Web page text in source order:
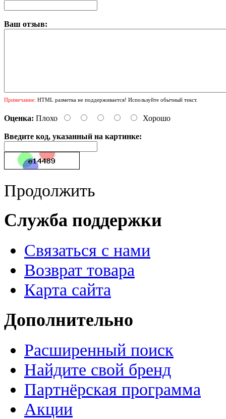
Ваш отзыв:
Примечание: HTML разметка не поддерживается! Используйте обычный текст.
Оценка: Плохо Хорошо
Введите код, указанный на картинке:
Продолжить
Служба поддержки
Связаться с нами
Возврат товара
Карта сайта
Дополнительно
Расширенный поиск
Найдите свой бренд
Партнёрская программа
Акции